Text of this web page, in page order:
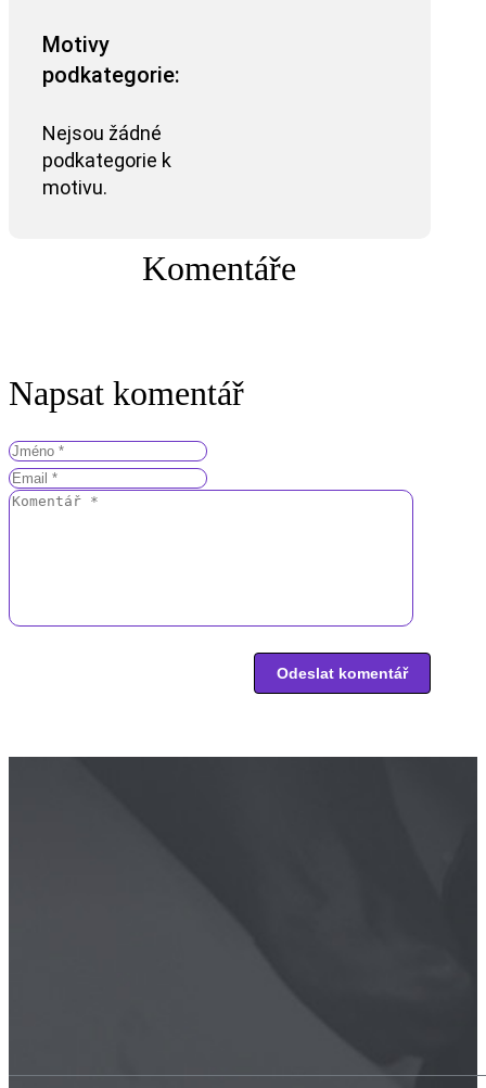
Motivy
podkategorie:
Nejsou žádné
podkategorie k
motivu.
Komentáře
Napsat komentář